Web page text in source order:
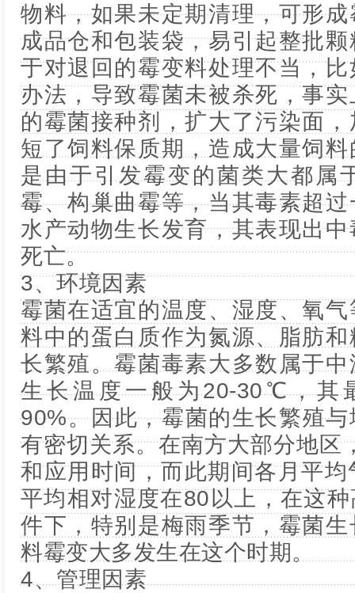
物料，如果未定期清理，可形
成品仓和包装袋，易引起整批
于对退回的霉变料处理不当，
办法，导致霉菌未被杀死，事
的霉菌接种剂，扩大了污染面
短了饲料保质期，造成大量饲
是由于引发霉变的菌类大都属
霉、构巢曲霉等，当其毒素超
水产动物生长发育，其表现出
死亡。
3、环境因素
霉菌在适宜的温度、湿度、氧
料中的蛋白质作为氮源、脂肪
长繁殖。霉菌毒素大多数属于
生长温度一般为20-30℃，其
90%。因此，霉菌的生长繁殖
有密切关系。在南方大部分地区
和应用时间，而此期间各月平
平均相对湿度在80以上，在这
件下，特别是梅雨季节，霉菌
料霉变大多发生在这个时期。
4、管理因素